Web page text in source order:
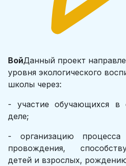
Вой⁠⁠⁠⁠⁠Данный проект
уровня экологического
школы через:
- участие обучающихся в
деле;
- организацию процесса
провождения,
детей и взрослых,